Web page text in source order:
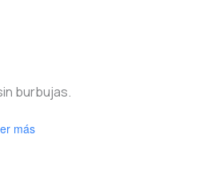
burbujas.
más